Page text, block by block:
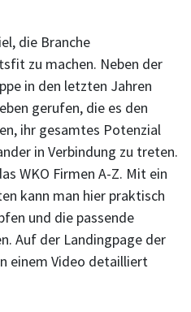
die Branche
zu machen. Neben der
in den letzten Jahren
gerufen, die es den
ihr gesamtes Potenzial
in Verbindung zu treten.
WKO Firmen A-Z. Mit ein
kann man hier praktisch
und die passende
Auf der Landingpage der
einem Video detailliert